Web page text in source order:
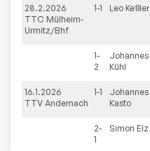
28.2.2026
TTC Mülheim-
Urmitz/Bhf
1-1 Leo Keßler
1-
2
Johannes
Kühl
16.1.2026
TTV Andernach
1-1
Johannes
Kasto
2-
1
Simon Elz